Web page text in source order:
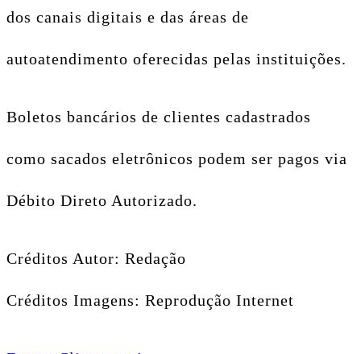
dos canais digitais e das áreas de
autoatendimento oferecidas pelas instituições.
Boletos bancários de clientes cadastrados
como sacados eletrônicos podem ser pagos via
Débito Direto Autorizado.
Créditos Autor: Redação
Créditos Imagens: Reprodução Internet